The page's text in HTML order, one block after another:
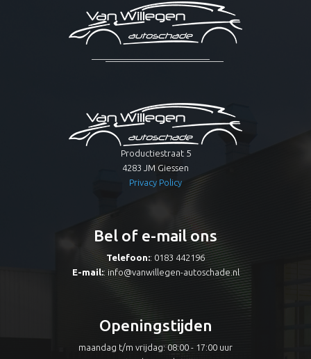
Productiestraat 5
4283 JM Giessen
Privacy Policy
Bel of e-mail ons
Telefoon:: 0183 442196
E-mail:: info@vanwillegen-autoschade.nl
Openingstijden
maandag t/m vrijdag: 08:00 - 17:00 uur